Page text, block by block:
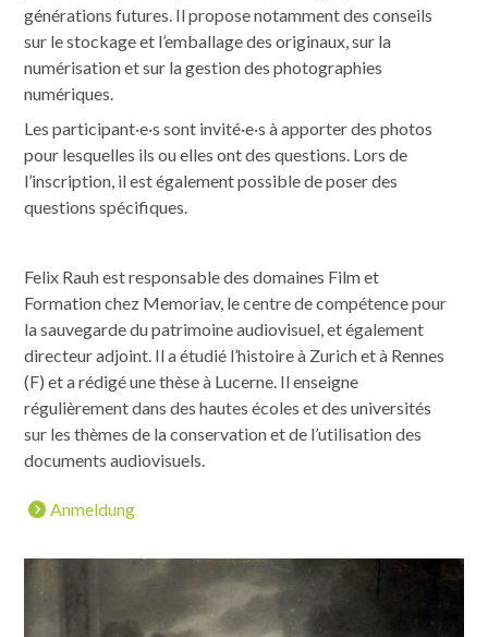
générations futures. Il propose notamment des conseils
sur le stockage et l’emballage des originaux, sur la
numérisation et sur la gestion des photographies
numériques.
Les participant·e·s sont invité·e·s à apporter des photos
pour lesquelles ils ou elles ont des questions. Lors de
l’inscription, il est également possible de poser des
questions spécifiques.
Felix Rauh est responsable des domaines Film et
Formation chez Memoriav, le centre de compétence pour
la sauvegarde du patrimoine audiovisuel, et également
directeur adjoint. Il a étudié l’histoire à Zurich et à Rennes
(F) et a rédigé une thèse à Lucerne. Il enseigne
régulièrement dans des hautes écoles et des universités
sur les thèmes de la conservation et de l’utilisation des
documents audiovisuels.
Anmeldung